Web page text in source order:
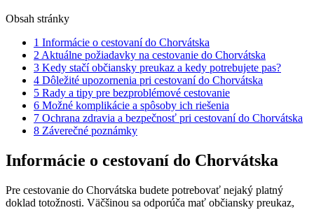
Obsah stránky
1 Informácie o cestovaní do Chorvátska
2 Aktuálne požiadavky na cestovanie do Chorvátska
3 Kedy stačí občiansky preukaz a kedy potrebujete pas?
4 Dôležité upozornenia pri cestovaní do Chorvátska
5 Rady a tipy pre bezproblémové cestovanie
6 Možné komplikácie a spôsoby ich riešenia
7 Ochrana zdravia a bezpečnosť pri cestovaní do Chorvátska
8 Záverečné poznámky
Informácie o cestovaní do Chorvátska
Pre cestovanie do Chorvátska budete potrebovať nejaký platný
doklad totožnosti. Väčšinou sa odporúča mať občiansky preukaz,